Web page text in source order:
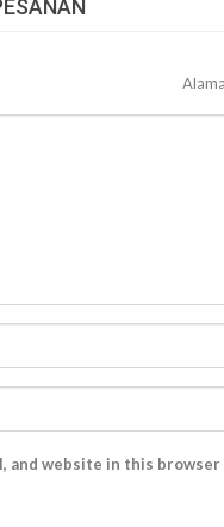
and website in this